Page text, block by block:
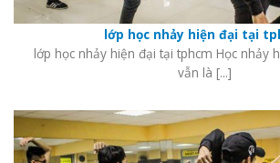
lớp học nhảy hiện đại tại
lớp học nhảy hiện đại tại tphcm Học nhảy
vẫn là [...]